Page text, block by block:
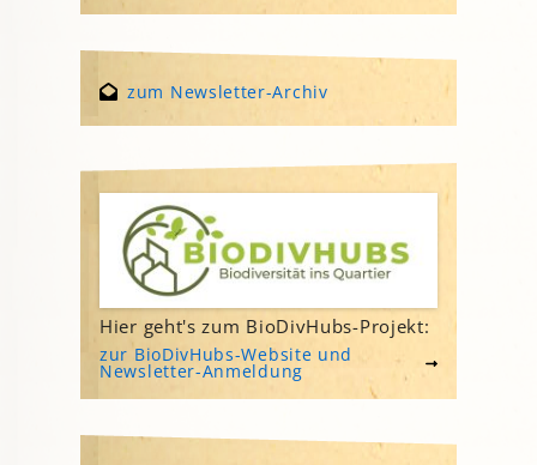
zum Newsletter-Archiv
Hier geht's zum BioDivHubs-Projekt:
zur BioDivHubs-Website und
Newsletter-Anmeldung